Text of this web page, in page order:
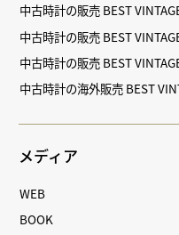
中古時計の販売 BEST
中古時計の販売 BEST
中古時計の販売 BEST
中古時計の海外販売 BEST
メディア
WEB
BOOK